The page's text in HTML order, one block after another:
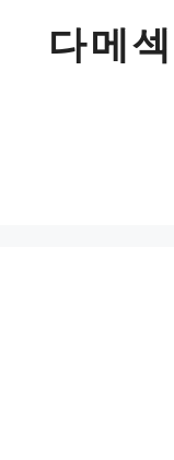
다메